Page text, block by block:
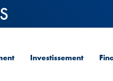
Investissement